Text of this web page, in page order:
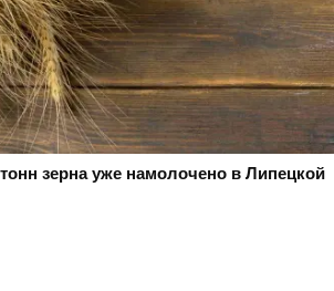
зерна уже намолочено в Липецкой